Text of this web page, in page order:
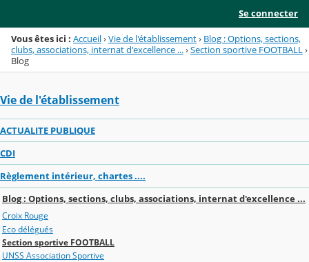
Se connecter
Vous êtes ici : Accueil›Vie de l'établissement› Blog : Options, sections,
clubs, associations, internat d'excellence ...›Section sportive FOOTBALL ›
Blog
Vie de l'établissement
ACTUALITE PUBLIQUE
CDI
Règlement intérieur, chartes ....
Blog : Options, sections, clubs, associations, internat d'excellence ...
Croix Rouge
Eco délégués
Section sportive FOOTBALL
UNSS Association Sportive